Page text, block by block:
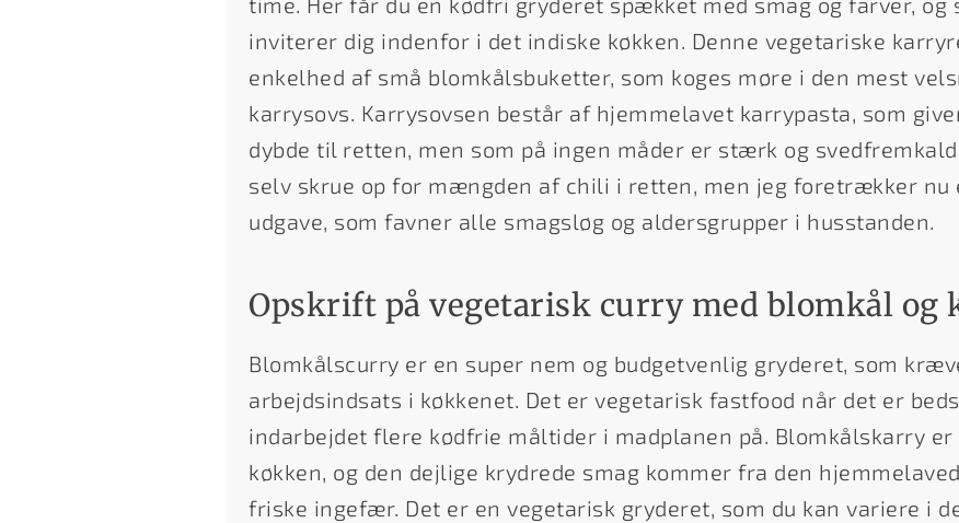
inviterer dig indenfor i det indiske køkken. Denne vegetariske
enkelhed af små blomkålsbuketter, som koges møre i den mest
karrysovs. Karrysovsen består af hjemmelavet karrypasta, som
dybde til retten, men som på ingen måder er stærk og
selv skrue op for mængden af chili i retten, men jeg foretrækker nu
udgave, som favner alle smagsløg og aldersgrupper i husstanden.
Opskrift på vegetarisk curry med blomkål og
Blomkålscurry er en super nem og budgetvenlig gryderet, som
arbejdsindsats i køkkenet. Det er vegetarisk fastfood når det er
indarbejdet flere kødfrie måltider i madplanen på. Blomkålskarry
køkken, og den dejlige krydrede smag kommer fra den
friske ingefær. Det er en vegetarisk gryderet, som du kan variere i